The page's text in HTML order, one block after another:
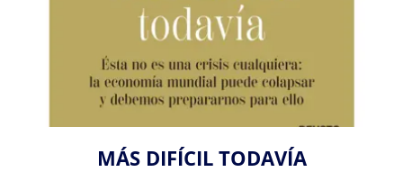
MÁS DIFÍCIL TODAVÍA